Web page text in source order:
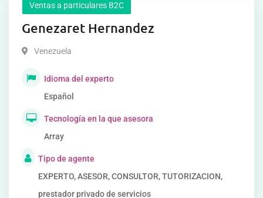
Ventas a particulares B2C
Genezaret Hernandez
Venezuela
Idioma del experto
Español
Tecnología en la que asesora
Array
Tipo de agente
EXPERTO, ASESOR, CONSULTOR, TUTORIZACION,
prestador privado de servicios